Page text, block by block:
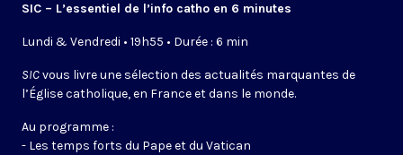
SIC – L’essentiel de l’info catho en 6 minutes
Lundi & Vendredi • 19h55 • Durée : 6 min
SICvous livre une sélection des actualités marquantes de
l’Église catholique, en France et dans le monde.
Au programme :
- Les temps forts du Pape et du Vatican